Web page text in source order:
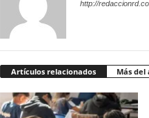
http://
Artículos relacionados Más del